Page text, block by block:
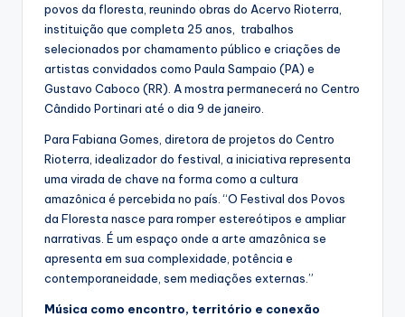
povos da floresta, reunindo obras do Acervo Rioterra,
instituição que completa 25 anos, trabalhos
selecionados por chamamento público e criações de
artistas convidados como Paula Sampaio (PA) e
Gustavo Caboco (RR). A mostra permanecerá no Centro
Cândido Portinari até o dia 9 de janeiro.
Para Fabiana Gomes, diretora de projetos do Centro
Rioterra, idealizador do festival, a iniciativa representa
uma virada de chave na forma como a cultura
amazônica é percebida no país. “O Festival dos Povos
da Floresta nasce para romper estereótipos e ampliar
narrativas. É um espaço onde a arte amazônica se
apresenta em sua complexidade, potência e
contemporaneidade, sem mediações externas.”
Música como encontro, território e conexão